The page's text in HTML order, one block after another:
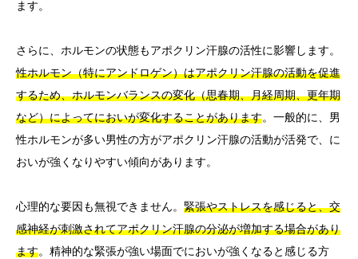
ます。
さらに、ホルモンの状態もアポクリン汗腺の活性に影響します。
性ホルモン（特にアンドロゲン）はアポクリン汗腺の活動を促進
するため、ホルモンバランスの変化（思春期、月経周期、更年期
など）によってにおいが変化することがあります。一般的に、男
性ホルモンが多い男性の方がアポクリン汗腺の活動が活発で、に
おいが強くなりやすい傾向があります。
心理的な要因も無視できません。 緊張やストレスを感じると、交
感神経が刺激されてアポクリン汗腺の分泌が増加する場合があり
ます。精神的な緊張が強い場面でにおいが強くなると感じる方